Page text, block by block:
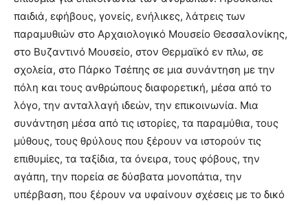
παιδιά, εφήβους, γονείς, ενήλικες, λάτρεις των
παραμυθιών στο Αρχαιολογικό Μουσείο Θεσσαλονίκης,
στο Βυζαντινό Μουσείο, στον Θερμαϊκό εν πλω, σε
σχολεία, στο Πάρκο Τσέπης σε μια συνάντηση με την
πόλη και τους ανθρώπους διαφορετική, μέσα από το
λόγο, την ανταλλαγή ιδεών, την επικοινωνία. Μια
συνάντηση μέσα από τις ιστορίες, τα παραμύθια, τους
μύθους, τους θρύλους που ξέρουν να ιστορούν τις
επιθυμίες, τα ταξίδια, τα όνειρα, τους φόβους, την
αγάπη, την πορεία σε δύσβατα μονοπάτια, την
υπέρβαση, που ξέρουν να υφαίνουν σχέσεις με το δικό